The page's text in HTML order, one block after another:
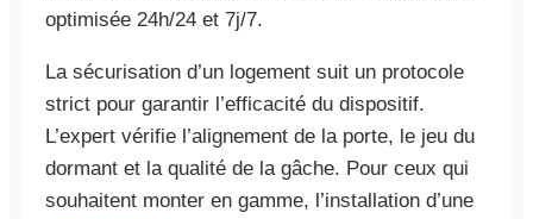
optimisée 24h/24 et 7j/7.
La sécurisation d’un logement suit un protocole
strict pour garantir l’efficacité du dispositif.
L’expert vérifie l’alignement de la porte, le jeu du
dormant et la qualité de la gâche. Pour ceux qui
souhaitent monter en gamme, l’installation d’une